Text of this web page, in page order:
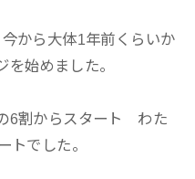
から大体1年前くらいか
を始めました。
6割からスタート わた
でした。